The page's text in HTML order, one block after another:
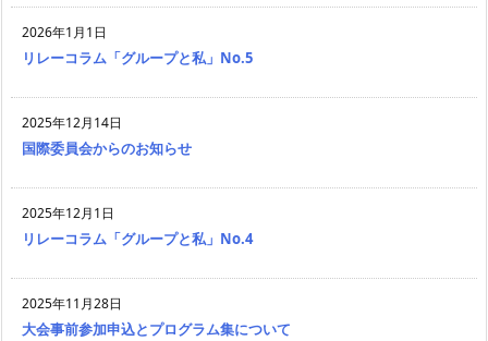
2026年1月1日
リレーコラム「グループと私」No.5
2025年12月14日
国際委員会からのお知らせ
2025年12月1日
リレーコラム「グループと私」No.4
2025年11月28日
大会事前参加申込とプログラム集について